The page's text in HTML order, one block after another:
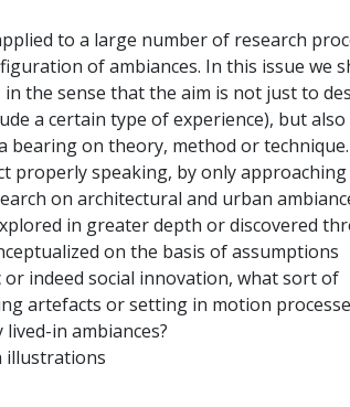
to a large number of research
of ambiances. In this issue we
the sense that the aim is not just to
a certain type of experience), but
bearing on theory, method or
properly speaking, by only
on architectural and urban
in greater depth or discovered
on the basis of assumptions
indeed social innovation, what sort of
artefacts or setting in motion
in ambiances?
illustrations